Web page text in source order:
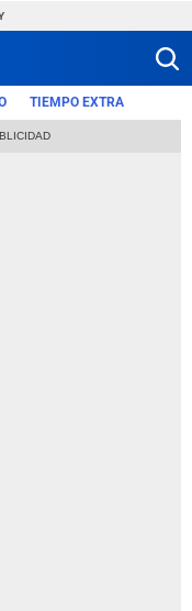
TIEMPO EXTRA